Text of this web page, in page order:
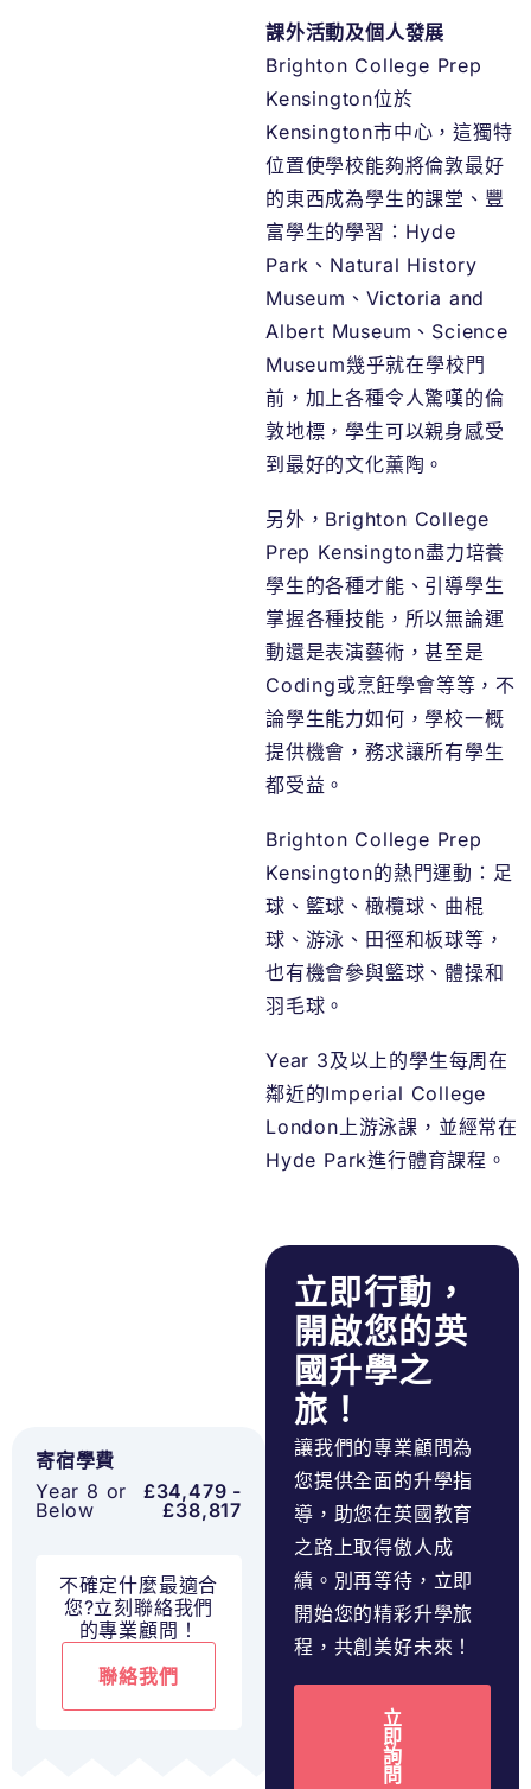
寄宿學費
Year 8 or
Below
£34,479 -
£38,817
不確定什麼最適合
您?立刻聯絡我們
的專業顧問！
聯絡我們
課外活動及個人發展
Brighton College Prep
Kensington位於
Kensington市中心，這獨特
位置使學校能夠將倫敦最好
的東西成為學生的課堂、豐
富學生的學習：Hyde
Park、Natural History
Museum、Victoria and
Albert Museum、Science
Museum幾乎就在學校門
前，加上各種令人驚嘆的倫
敦地標，學生可以親身感受
到最好的文化薰陶。
另外，Brighton College
Prep Kensington盡力培養
學生的各種才能、引導學生
掌握各種技能，所以無論運
動還是表演藝術，甚至是
Coding或烹飪學會等等，不
論學生能力如何，學校一概
提供機會，務求讓所有學生
都受益。
Brighton College Prep
Kensington的熱門運動：足
球、籃球、橄欖球、曲棍
球、游泳、田徑和板球等，
也有機會參與籃球、體操和
羽毛球。
Year 3及以上的學生每周在
鄰近的Imperial College
London上游泳課，並經常在
Hyde Park進行體育課程。
立即行動，
開啟您的英
國升學之
旅！
讓我們的專業顧問為
您提供全面的升學指
導，助您在英國教育
之路上取得傲人成
績。別再等待，立即
開始您的精彩升學旅
程，共創美好未來！
立
即
詢
問